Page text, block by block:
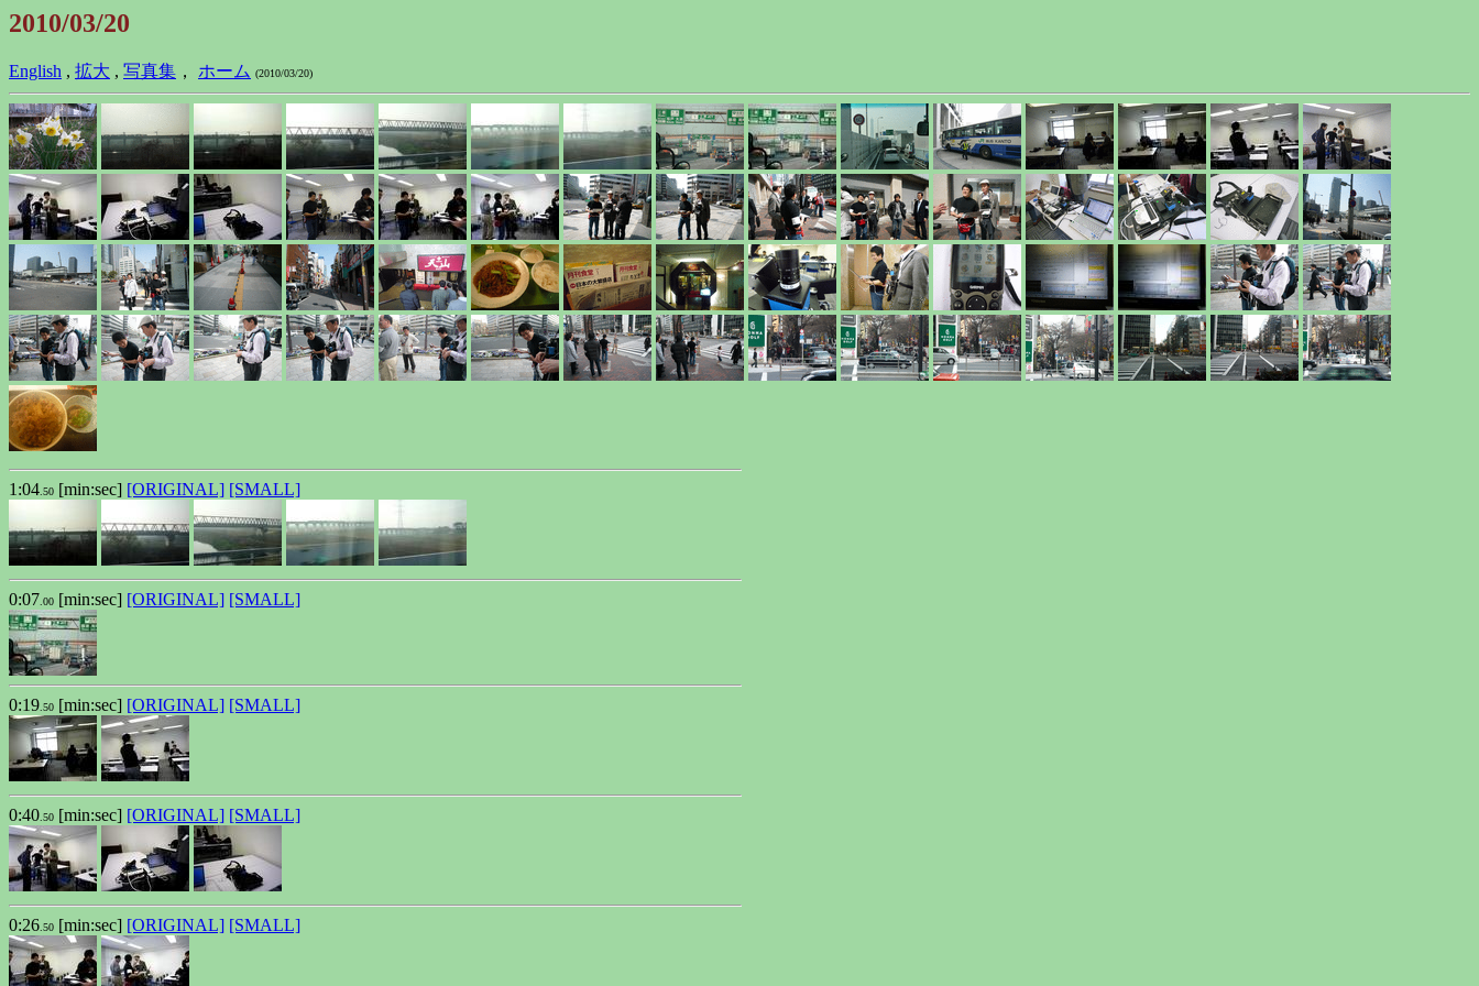
2010/03/20
English , 拡大 , 写真集 ， ホーム (2010/03/20)
1:04 .50 [min:sec] [ORIGINAL] [SMALL]
0:07 .00 [min:sec] [ORIGINAL] [SMALL]
0:19 .50 [min:sec] [ORIGINAL] [SMALL]
0:40 .50 [min:sec] [ORIGINAL] [SMALL]
0:26 .50 [min:sec] [ORIGINAL] [SMALL]